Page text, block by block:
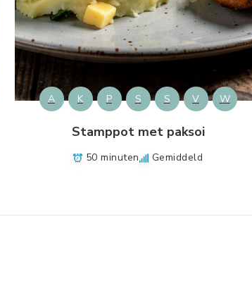
A K P S S V W
Stamppot met paksoi
50 minuten Gemiddeld